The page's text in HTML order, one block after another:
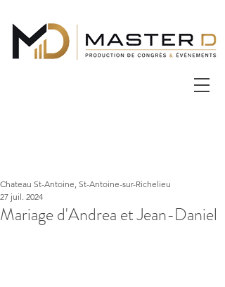
Mariage d'Andrea et Jean-Daniel
Chateau St-Antoine, St-Antoine-sur-Richelieu
27 juil. 2024